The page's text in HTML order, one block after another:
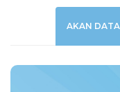
AKAN